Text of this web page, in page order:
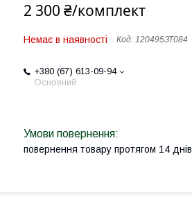
2 300 ₴/комплект
Немає в наявності Код: 120495ЗТ084
+380 (67) 613-09-94
Основний
повернення товару протягом 14 днів